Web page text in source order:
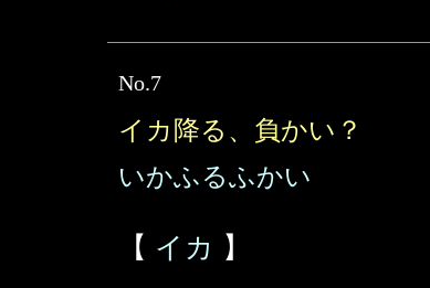
No.7
イカ降る、負かい？
いかふるふかい
【 イカ 】